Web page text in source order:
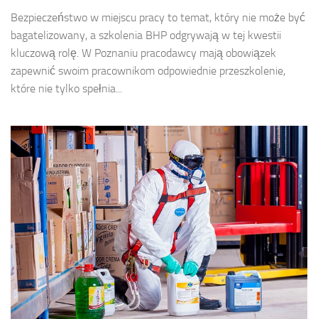
Bezpieczeństwo w miejscu pracy to temat, który nie może być
bagatelizowany, a szkolenia BHP odgrywają w tej kwestii
kluczową rolę. W Poznaniu pracodawcy mają obowiązek
zapewnić swoim pracownikom odpowiednie przeszkolenie,
które nie tylko spełnia...